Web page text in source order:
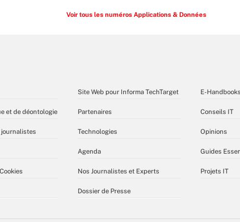
Voir tous les numéros Applications & Données
et de déontologie
journalistes
Site Web pour Informa TechTarget
Partenaires
Technologies
Agenda
Nos Journalistes et Experts
Dossier de Presse
E-Handbooks
Conseils IT
Opinions
Guides
Projets IT